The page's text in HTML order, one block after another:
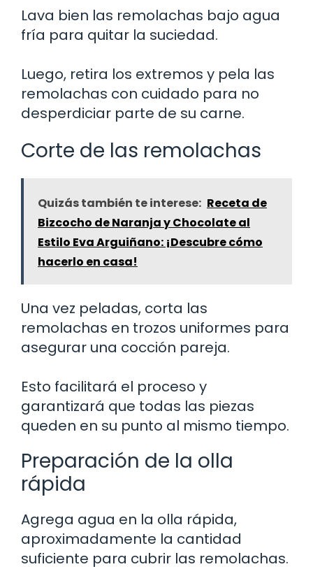
Lava bien las remolachas bajo agua
fría para quitar la suciedad.
Luego, retira los extremos y pela las
remolachas con cuidado para no
desperdiciar parte de su carne.
Corte de las remolachas
Quizás también te interese: Receta de
Bizcocho de Naranja y Chocolate al
Estilo Eva Arguiñano: ¡Descubre cómo
hacerlo en casa!
Una vez peladas, corta las
remolachas en trozos uniformes para
asegurar una cocción pareja.
Esto facilitará el proceso y
garantizará que todas las piezas
queden en su punto al mismo tiempo.
Preparación de la olla
rápida
Agrega agua en la olla rápida,
aproximadamente la cantidad
suficiente para cubrir las remolachas.